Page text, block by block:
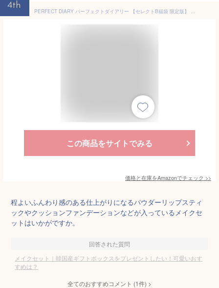
4th
PERFECT DIARY パーフェクトダイアリー 【セレクトB福袋 限定版】 化粧品ギフトセット 人気セット アイシャドウ パウダーリップスティックハイライト クッションファンデーション メイクアップセット 初心者 人気化粧品セット クリスマス 新年 誕生日 お祝い日 贈り物
この商品をサイトでみる
価格と在庫をAmazonでチェック >>
程よいふんわり感のある仕上がりになるパウダーリップスティ
ックやクッションファンデーションなどが入っているメイクセ
ットはいかがですか。
回答された質問
メイクセット｜韓国産ギフトボックスをプレゼントしたい！可愛いおす
すめは？
全てのおすすめコメント (1件) >